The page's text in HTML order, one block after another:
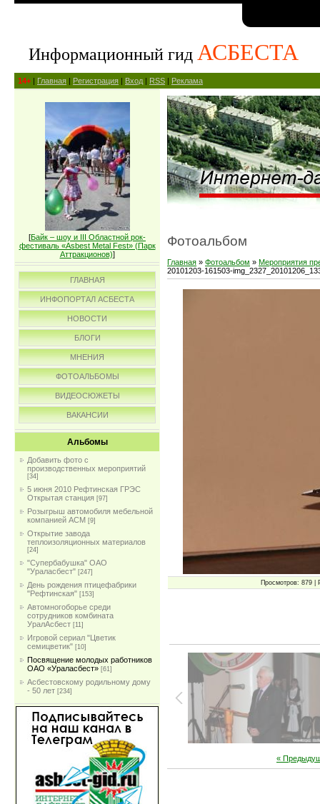
Информационный гид АСБЕСТА
14+ | Главная | Регистрация | Вход | RSS | Реклама
[Байк – шоу и III Областной рок-
фестиваль «Asbest Metal Fest» (Парк
Аттракционов)]
ГЛАВНАЯ
ИНФОПОРТАЛ АСБЕСТА
НОВОСТИ
БЛОГИ
МНЕНИЯ
ФОТОАЛЬБОМЫ
ВИДЕОСЮЖЕТЫ
ВАКАНСИИ
Альбомы
Добавить фото с
производственных мероприятий
[34]
5 июня 2010 Рефтинская ГРЭС
Открытая станция [97]
Розыгрыш автомобиля мебельной
компанией АСМ [9]
Открытие завода
теплоизоляционных материалов
[24]
"Супербабушка" ОАО
"Ураласбест" [247]
День рождения птицефабрики
"Рефтинская" [153]
Автомногоборье среди
сотрудников комбината
УралАсбест [11]
Игровой сериал "Цветик
семицветик" [10]
Посвящение молодых работников
ОАО «Ураласбест» [61]
Асбестовскому родильному дому
- 50 лет [234]
Фотоальбом
Главная » Фотоальбом » Мероприятия
20101203-161503-
Просмотров: 879 |
«